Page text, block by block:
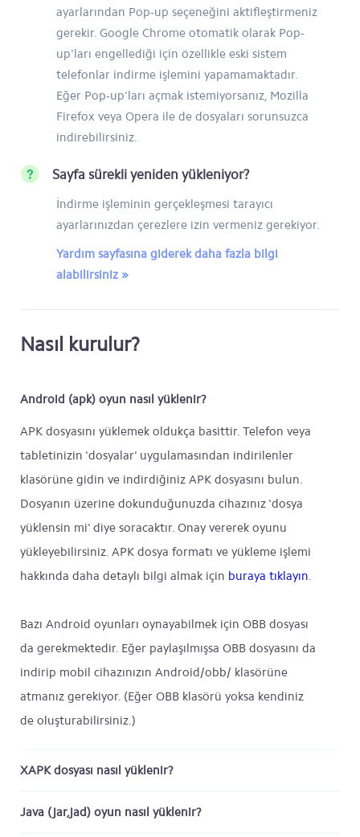
ayarlarından Pop-up seçeneğini aktifleştirmeniz
gerekir. Google Chrome otomatik olarak Pop-
up'ları engellediği için özellikle eski sistem
telefonlar indirme işlemini yapamamaktadır.
Eğer Pop-up'ları açmak istemiyorsanız, Mozilla
Firefox veya Opera ile de dosyaları sorunsuzca
indirebilirsiniz.
Sayfa sürekli yeniden yükleniyor?
İndirme işleminin gerçekleşmesi tarayıcı
ayarlarınızdan çerezlere izin vermeniz gerekiyor.
Yardım sayfasına giderek daha fazla bilgi
alabilirsiniz »
Nasıl kurulur?
Android (apk) oyun nasıl yüklenir?
APK dosyasını yüklemek oldukça basittir. Telefon veya
tabletinizin 'dosyalar' uygulamasından indirilenler
klasörüne gidin ve indirdiğiniz APK dosyasını bulun.
Dosyanın üzerine dokunduğunuzda cihazınız 'dosya
yüklensin mi' diye soracaktır. Onay vererek oyunu
yükleyebilirsiniz. APK dosya formatı ve yükleme işlemi
hakkında daha detaylı bilgi almak için buraya tıklayın.
Bazı Android oyunları oynayabilmek için OBB dosyası
da gerekmektedir. Eğer paylaşılmışsa OBB dosyasını da
indirip mobil cihazınızın Android/obb/ klasörüne
atmanız gerekiyor. (Eğer OBB klasörü yoksa kendiniz
de oluşturabilirsiniz.)
XAPK dosyası nasıl yüklenir?
Java (jar,jad) oyun nasıl yüklenir?